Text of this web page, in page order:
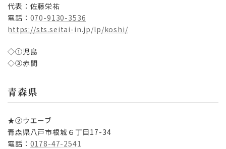
代表：佐藤栄祐
電話： 070-9130-3536
https://sts.seitai-in.jp/lp/koshi/
◇①児島
◇③赤間
青森県
★②ウエーブ
青森県八戸市根城６丁目17-34
電話： 0178-47-2541